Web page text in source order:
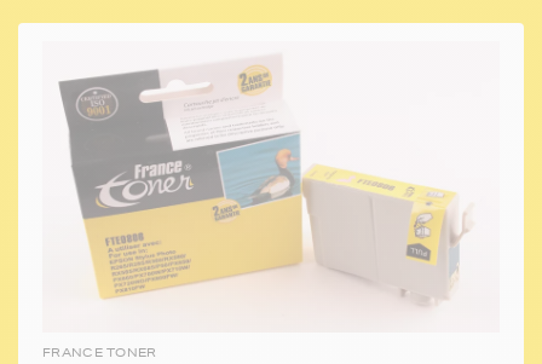
FRANCE TONER